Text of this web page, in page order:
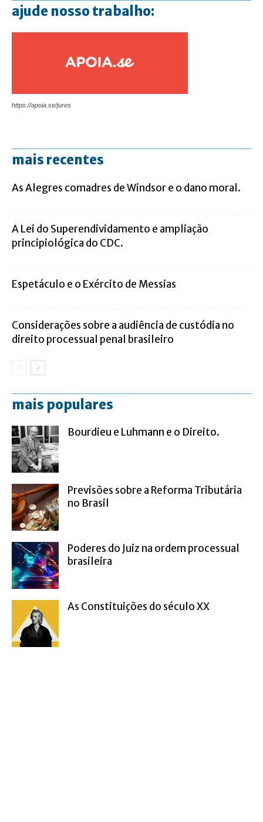
ajude nosso trabalho:
https://apoia.se/jures
mais recentes
As Alegres comadres de Windsor e o dano moral.
A Lei do Superendividamento e ampliação
principiológica do CDC.
Espetáculo e o Exército de Messias
Considerações sobre a audiência de custódia no
direito processual penal brasileiro
mais populares
Bourdieu e Luhmann e o Direito.
Previsões sobre a Reforma Tributária
no Brasil
Poderes do Juiz na ordem processual
brasileira
As Constituições do século XX